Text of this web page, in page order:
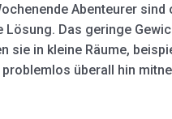
Abenteurer
Das geringe
sie in kleine Räume,
überall hin